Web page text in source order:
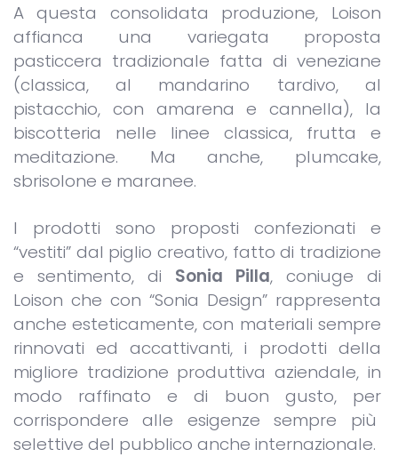
A questa consolidata produzione, Loison
affianca una variegata proposta
pasticcera tradizionale fatta di veneziane
(classica, al mandarino tardivo, al
pistacchio, con amarena e cannella), la
biscotteria nelle linee classica, frutta e
meditazione. Ma anche, plumcake,
sbrisolone e maranee.
I prodotti sono proposti confezionati e
“vestiti” dal piglio creativo, fatto di tradizione
e sentimento, di Sonia Pilla, coniuge di
Loison che con “Sonia Design” rappresenta
anche esteticamente, con materiali sempre
rinnovati ed accattivanti, i prodotti della
migliore tradizione produttiva aziendale, in
modo raffinato e di buon gusto, per
corrispondere alle esigenze sempre più
selettive del pubblico anche internazionale.